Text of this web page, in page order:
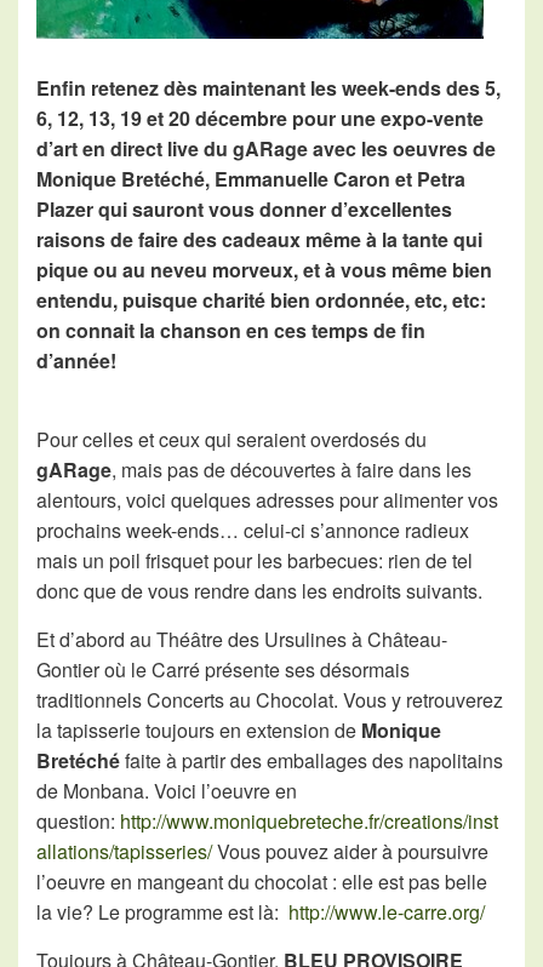
Enfin retenez dès maintenant les week-ends des 5,
6, 12, 13, 19 et 20 décembre pour une expo-vente
d’art en direct live du gARage avec les oeuvres de
Monique Bretéché, Emmanuelle Caron et Petra
Plazer qui sauront vous donner d’excellentes
raisons de faire des cadeaux même à la tante qui
pique ou au neveu morveux, et à vous même bien
entendu, puisque charité bien ordonnée, etc, etc:
on connait la chanson en ces temps de fin
d’année!
Pour celles et ceux qui seraient overdosés du
gARage, mais pas de découvertes à faire dans les
alentours, voici quelques adresses pour alimenter vos
prochains week-ends… celui-ci s’annonce radieux
mais un poil frisquet pour les barbecues: rien de tel
donc que de vous rendre dans les endroits suivants.
Et d’abord au Théâtre des Ursulines à Château-
Gontier où le Carré présente ses désormais
traditionnels Concerts au Chocolat. Vous y retrouverez
la tapisserie toujours en extension de Monique
Bretéchéfaite à partir des emballages des napolitains
de Monbana. Voici l’oeuvre en
question: http://www.moniquebreteche.fr/creations/inst
allations/tapisseries/Vous pouvez aider à poursuivre
l’oeuvre en mangeant du chocolat : elle est pas belle
la vie? Le programme est là: http://www.le-carre.org/
Toujours à Château-Gontier, BLEU PROVISOIRE